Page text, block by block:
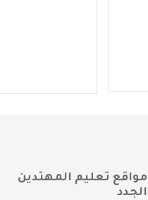
مواقع تعليم المهتدين
الجدد